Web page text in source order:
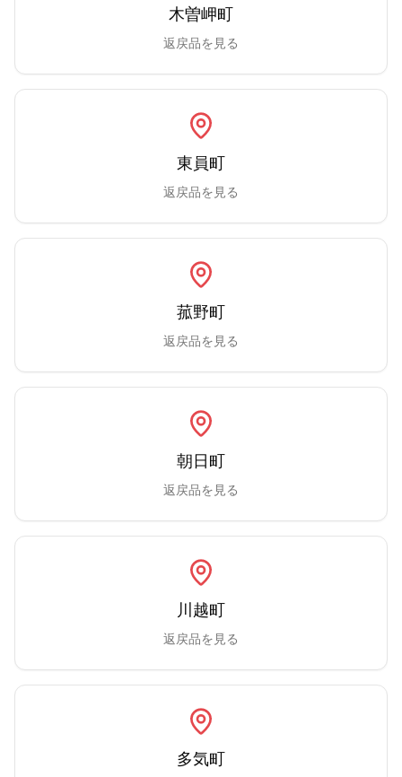
木曽岬町
返戻品を見る
東員町
返戻品を見る
菰野町
返戻品を見る
朝日町
返戻品を見る
川越町
返戻品を見る
多気町